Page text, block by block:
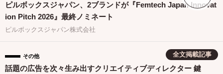
ピルボックスジャパン、2ブランドが『Femtech Japan Innovat
ion Pitch 2026』最終ノミネート
ピルボックスジャパン株式会社
全文掲載記事
その他
話題の広告を次々生み出すクリエイティブディレクター 鍵